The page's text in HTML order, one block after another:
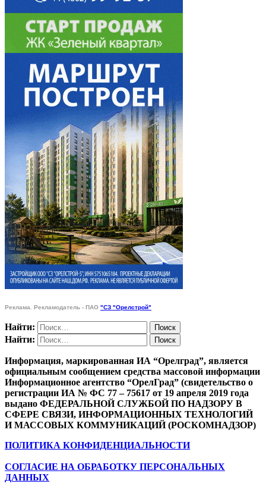
Реклама. Рекламодатель - ПАО "СЗ "Орелстрой"
Найти:
Найти:
Информация, маркированная ИА “Орелград”, является
официальным сообщением средства массовой информации
Информационное агентство “ОрелГрад” (свидетельство о
регистрации ИА № ФС 77 – 75617 от 19 апреля 2019 года
выдано ФЕДЕРАЛЬНОЙ СЛУЖБОЙ ПО НАДЗОРУ В
СФЕРЕ СВЯЗИ, ИНФОРМАЦИОННЫХ ТЕХНОЛОГИЙ
И МАССОВЫХ КОММУНИКАЦИЙ (РОСКОМНАДЗОР)
ПОЛИТИКА КОНФИДЕНЦИАЛЬНОСТИ
СОГЛАСИЕ НА ОБРАБОТКУ ПЕРСОНАЛЬНЫХ
ДАННЫХ